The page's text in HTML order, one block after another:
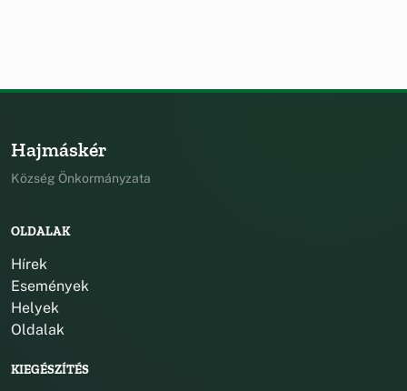
Hajmáskér
Község Önkormányzata
OLDALAK
Hírek
Események
Helyek
Oldalak
KIEGÉSZÍTÉS